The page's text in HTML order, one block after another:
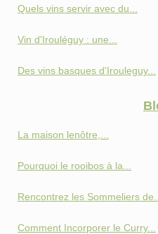
Quels vins servir avec du...
Vin d'Irouléguy : une...
Des vins basques d'Irouleguy...
La maison lenôtre,...
Pourquoi le rooibos à la...
Rencontrez les Sommeliers de...
Comment Incorporer le Curry...